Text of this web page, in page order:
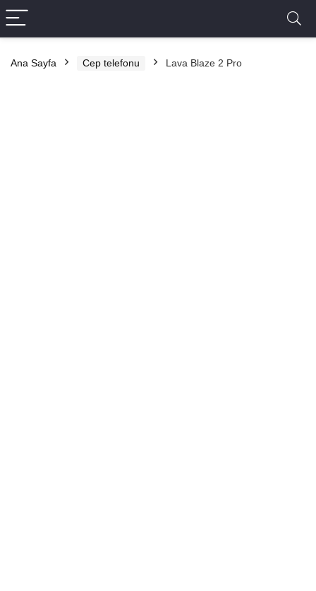
Ana Sayfa Cep telefonu Lava Blaze 2 Pro